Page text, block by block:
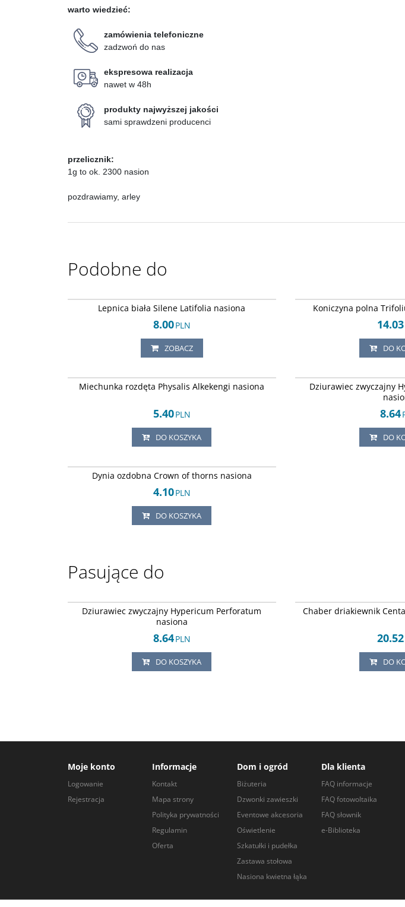
warto wiedzieć:
zamówienia telefoniczne
zadzwoń do nas
ekspresowa realizacja
nawet w 48h
produkty najwyższej jakości
sami sprawdzeni producenci
przelicznik:
1g to ok. 2300 nasion
pozdrawiamy, arley
Podobne do
Lepnica biała Silene Latifolia nasiona
8.00PLN
ZOBACZ
Koniczyna polna
14.03
DO
Miechunka rozdęta Physalis Alkekengi nasiona
5.40PLN
DO KOSZYKA
Dziurawiec zwyczajny
8.64
DO
Dynia ozdobna Crown of thorns nasiona
4.10PLN
DO KOSZYKA
Pasujące do
Dziurawiec zwyczajny Hypericum Perforatum
nasiona
8.64PLN
DO KOSZYKA
Chaber driakiewnik
20.52
DO
Moje konto
Logowanie
Rejestracja
Informacje
Kontakt
Mapa strony
Polityka prywatności
Regulamin
Oferta
Dom i ogród
Biżuteria
Dzwonki zawieszki
Eventowe akcesoria
Oświetlenie
Szkatułki i pudełka
Zastawa stołowa
Nasiona kwietna łąka
Dla klienta
FAQ informacje
FAQ fotowoltaika
FAQ słownik
e-Biblioteka